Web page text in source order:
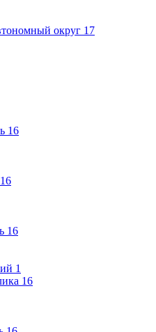
округ 17
16
16
16
1
16